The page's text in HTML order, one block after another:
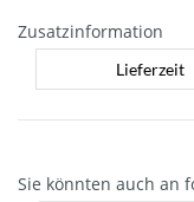
Zusatzinformation
Lieferzeit
Sie könnten auch an